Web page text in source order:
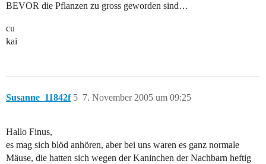
BEVOR die Pflanzen zu gross geworden sind…
cu
kai
Susanne_11842f 7. November 2005 um 09:25
5
Hallo Finus,
es mag sich blöd anhören, aber bei uns waren es ganz normale
Mäuse, die hatten sich wegen der Kaninchen der Nachbarn heftig